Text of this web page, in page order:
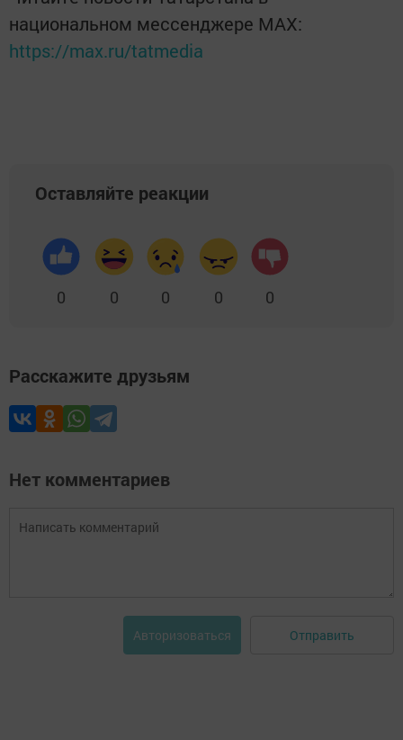
национальном мессенджере MАХ:
https://max.ru/tatmedia
Оставляйте реакции
0 0 0 0 0
Расскажите друзьям
Нет комментариев
Авторизоваться Отправить